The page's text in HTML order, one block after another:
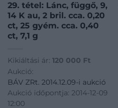
29. tétel: Lánc, függő, 9,
14 K au, 2 bril. cca. 0,20
ct, 25 gyém. cca. 0,40
ct, 7,1 g
Kikiáltási ár: 120 000 Ft
Aukció:
BÁV ZRt. 2014.12.09-i aukció
Aukció időpontja: 2014-12-09
12:00